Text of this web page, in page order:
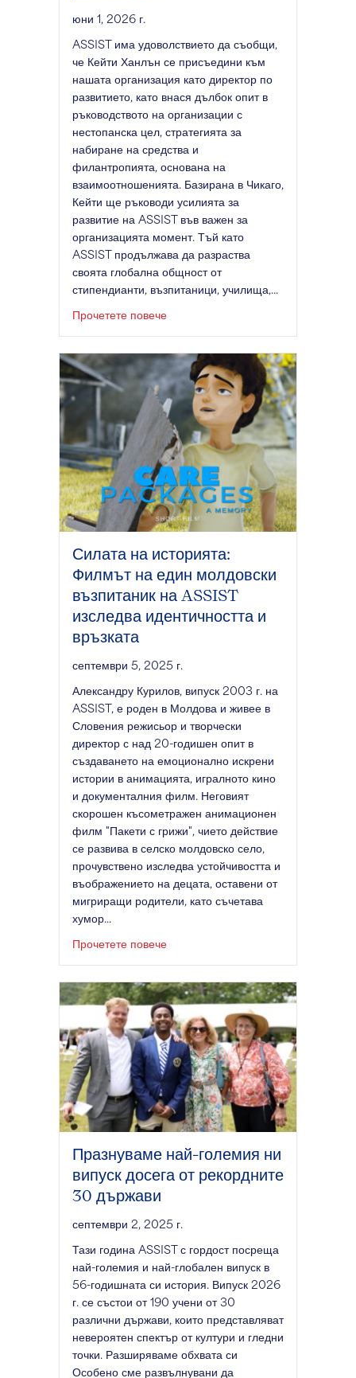
юни 1, 2026 г.
ASSIST има удоволствието да съобщи,
че Кейти Ханлън се присъедини към
нашата организация като директор по
развитието, като внася дълбок опит в
ръководството на организации с
нестопанска цел, стратегията за
набиране на средства и
филантропията, основана на
взаимоотношенията. Базирана в Чикаго,
Кейти ще ръководи усилията за
развитие на ASSIST във важен за
организацията момент. Тъй като
ASSIST продължава да разраства
своята глобална общност от
стипендианти, възпитаници, училища,...
Прочетете повечеза Кейти Ханлън се присъединява
Силата на историята:
Филмът на един молдовски
възпитаник на ASSIST
изследва идентичността и
връзката
септември 5, 2025 г.
Александру Курилов, випуск 2003 г. на
ASSIST, е роден в Молдова и живее в
Словения режисьор и творчески
директор с над 20-годишен опит в
създаването на емоционално искрени
истории в анимацията, игралното кино
и документалния филм. Неговият
скорошен късометражен анимационен
филм "Пакети с грижи", чието действие
се развива в селско молдовско село,
прочувствено изследва устойчивостта и
въображението на децата, оставени от
мигриращи родители, като съчетава
хумор...
Прочетете повечеСилата на историята: Филмът на
Празнуваме най-големия ни
випуск досега от рекордните
30 държави
септември 2, 2025 г.
Тази година ASSIST с гордост посреща
най-големия и най-глобален випуск в
56-годишната си история. Випуск 2026
г. се състои от 190 учени от 30
различни държави, които представляват
невероятен спектър от култури и гледни
точки. Разширяваме обхвата си
Особено сме развълнувани да